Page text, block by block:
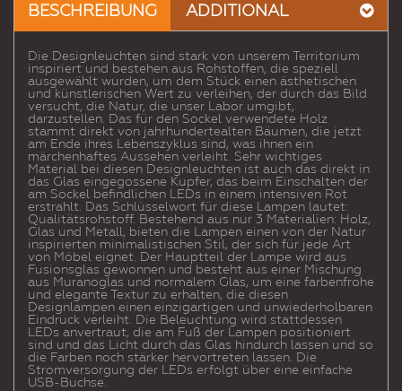
Freund
BESCHREIBUNG ADDITIONAL
Die Designleuchten sind stark von unserem Territorium
inspiriert und bestehen aus Rohstoffen, die speziell
ausgewählt wurden, um dem Stück einen ästhetischen
und künstlerischen Wert zu verleihen, der durch das Bild
versucht, die Natur, die unser Labor umgibt,
darzustellen. Das für den Sockel verwendete Holz
stammt direkt von jahrhundertealten Bäumen, die jetzt
am Ende ihres Lebenszyklus sind, was ihnen ein
märchenhaftes Aussehen verleiht. Sehr wichtiges
Material bei diesen Designleuchten ist auch das direkt in
das Glas eingegossene Kupfer, das beim Einschalten der
am Sockel befindlichen LEDs in einem intensiven Rot
erstrahlt. Das Schlüsselwort für diese Lampen lautet:
Qualitätsrohstoff. Bestehend aus nur 3 Materialien: Holz,
Glas und Metall, bieten die Lampen einen von der Natur
inspirierten minimalistischen Stil, der sich für jede Art
von Möbel eignet. Der Hauptteil der Lampe wird aus
Fusionsglas gewonnen und besteht aus einer Mischung
aus Muranoglas und normalem Glas, um eine farbenfrohe
und elegante Textur zu erhalten, die diesen
Designlampen einen einzigartigen und unwiederholbaren
Eindruck verleiht. Die Beleuchtung wird stattdessen
LEDs anvertraut, die am Fuß der Lampen positioniert
sind und das Licht durch das Glas hindurch lassen und so
die Farben noch stärker hervortreten lassen. Die
Stromversorgung der LEDs erfolgt über eine einfache
USB-Buchse.